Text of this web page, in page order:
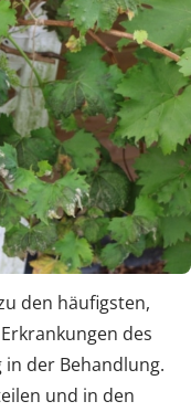
den häufigsten,
des
der Behandlung.
und in den